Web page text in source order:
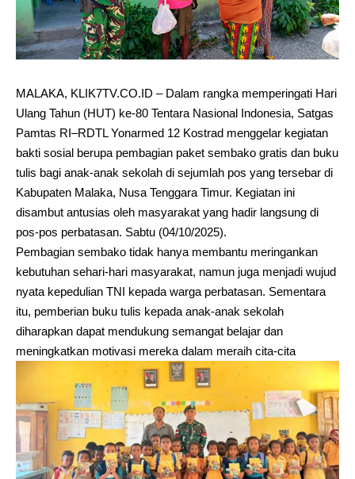
MALAKA, KLIK7TV.CO.ID – Dalam rangka memperingati Hari
Ulang Tahun (HUT) ke-80 Tentara Nasional Indonesia, Satgas
Pamtas RI–RDTL Yonarmed 12 Kostrad menggelar kegiatan
bakti sosial berupa pembagian paket sembako gratis dan buku
tulis bagi anak-anak sekolah di sejumlah pos yang tersebar di
Kabupaten Malaka, Nusa Tenggara Timur. Kegiatan ini
disambut antusias oleh masyarakat yang hadir langsung di
pos-pos perbatasan. Sabtu (04/10/2025).
Pembagian sembako tidak hanya membantu meringankan
kebutuhan sehari-hari masyarakat, namun juga menjadi wujud
nyata kepedulian TNI kepada warga perbatasan. Sementara
itu, pemberian buku tulis kepada anak-anak sekolah
diharapkan dapat mendukung semangat belajar dan
meningkatkan motivasi mereka dalam meraih cita-cita